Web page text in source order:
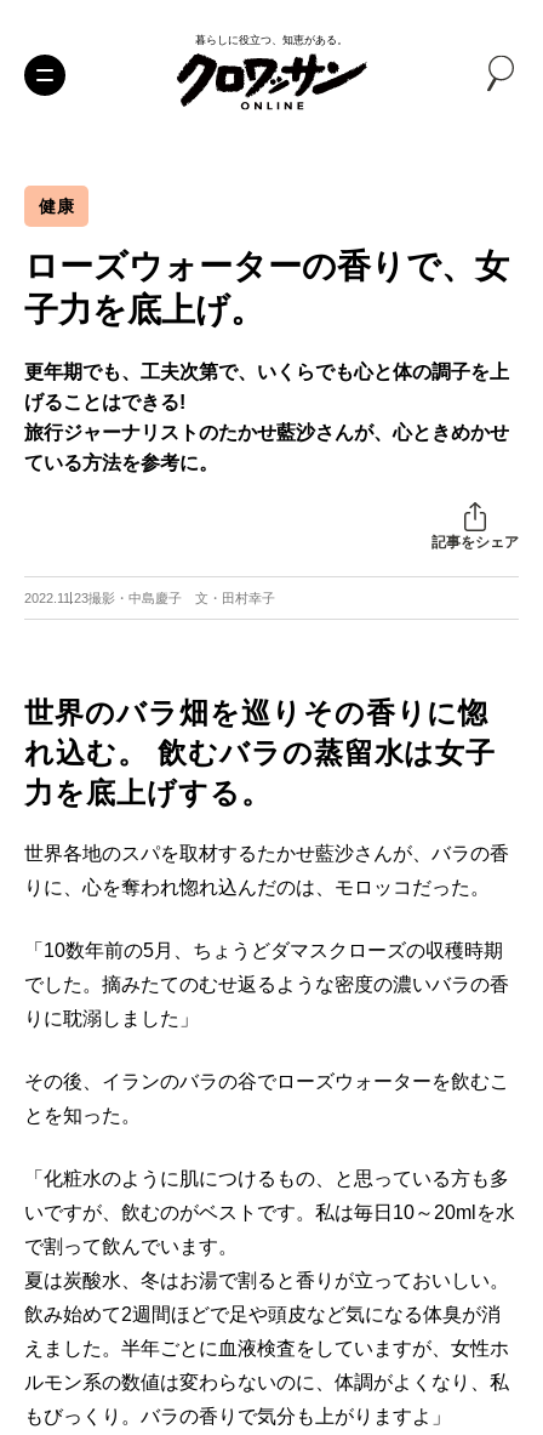
暮らしに役立つ、知恵がある。
健康
ローズウォーターの香りで、女
子力を底上げ。
更年期でも、工夫次第で、いくらでも心と体の調子を上
げることはできる!
旅行ジャーナリストのたかせ藍沙さんが、心ときめかせ
ている方法を参考に。
記事をシェア
2022.11.23撮影・中島慶子 文・田村幸子
世界のバラ畑を巡りその香りに惚
れ込む。 飲むバラの蒸留水は女子
力を底上げする。
世界各地のスパを取材するたかせ藍沙さんが、バラの香
りに、心を奪われ惚れ込んだのは、モロッコだった。
「10数年前の5月、ちょうどダマスクローズの収穫時期
でした。摘みたてのむせ返るような密度の濃いバラの香
りに耽溺しました」
その後、イランのバラの谷でローズウォーターを飲むこ
とを知った。
「化粧水のように肌につけるもの、と思っている方も多
いですが、飲むのがベストです。私は毎日10～20mlを水
で割って飲んでいます。
夏は炭酸水、冬はお湯で割ると香りが立っておいしい。
飲み始めて2週間ほどで足や頭皮など気になる体臭が消
えました。半年ごとに血液検査をしていますが、女性ホ
ルモン系の数値は変わらないのに、体調がよくなり、私
もびっくり。バラの香りで気分も上がりますよ」